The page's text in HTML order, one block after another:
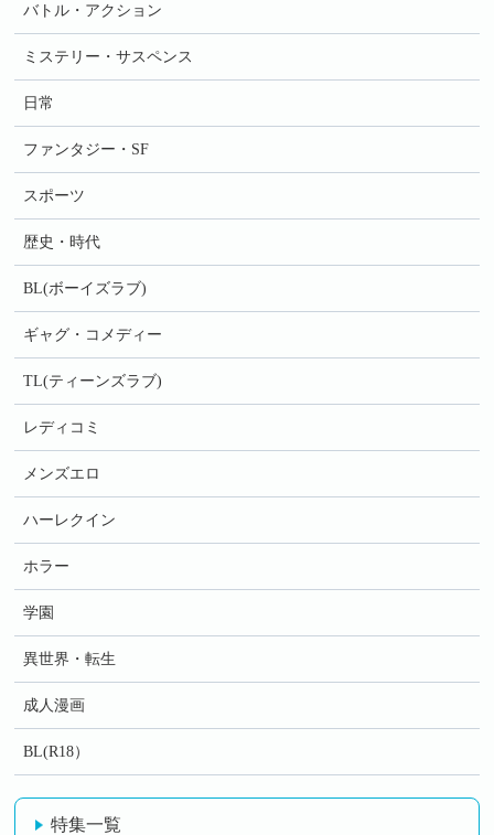
バトル・アクション
ミステリー・サスペンス
日常
ファンタジー・SF
スポーツ
歴史・時代
BL(ボーイズラブ)
ギャグ・コメディー
TL(ティーンズラブ)
レディコミ
メンズエロ
ハーレクイン
ホラー
学園
異世界・転生
成人漫画
BL(R18）
特集一覧